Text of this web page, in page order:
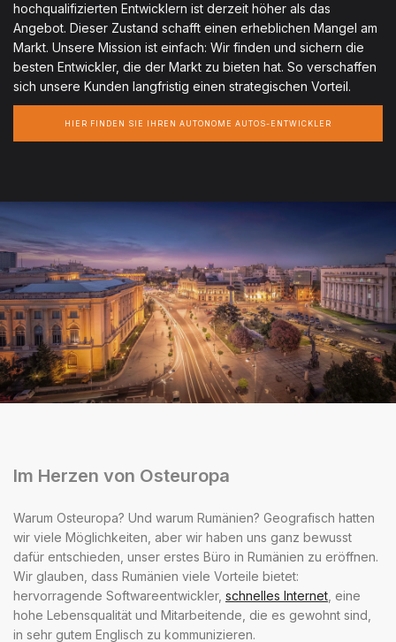
hochqualifizierten Entwicklern ist derzeit höher als das
Angebot. Dieser Zustand schafft einen erheblichen Mangel am
Markt. Unsere Mission ist einfach: Wir finden und sichern die
besten Entwickler, die der Markt zu bieten hat. So verschaffen
sich unsere Kunden langfristig einen strategischen Vorteil.
HIER FINDEN SIE IHREN AUTONOME AUTOS-ENTWICKLER
Im Herzen von Osteuropa
Warum Osteuropa? Und warum Rumänien? Geografisch hatten
wir viele Möglichkeiten, aber wir haben uns ganz bewusst
dafür entschieden, unser erstes Büro in Rumänien zu eröffnen.
Wir glauben, dass Rumänien viele Vorteile bietet:
hervorragende Softwareentwickler, schnelles Internet , eine
hohe Lebensqualität und Mitarbeitende, die es gewohnt sind,
in sehr gutem Englisch zu kommunizieren.